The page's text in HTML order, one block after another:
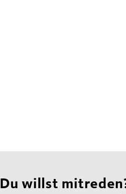
Du willst